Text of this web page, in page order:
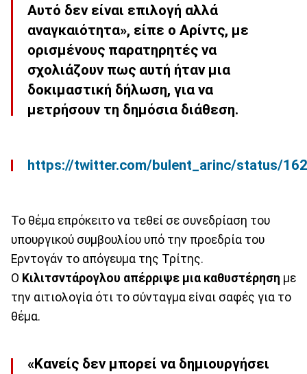
Αυτό δεν είναι επιλογή αλλά
αναγκαιότητα», είπε ο Αρίντς, με
ορισμένους παρατηρητές να
σχολιάζουν πως αυτή ήταν μια
δοκιμαστική δήλωση, για να
μετρήσουν τη δημόσια διάθεση.
https://twitter.com/bulent_arinc/status/
Το θέμα επρόκειτο να τεθεί σε συνεδρίαση του
υπουργικού συμβουλίου υπό την προεδρία του
Ερντογάν το απόγευμα της Τρίτης.
Ο Κιλιτσντάρογλου απέρριψε μια καθυστέρηση με
την αιτιολογία ότι το σύνταγμα είναι σαφές για το
θέμα.
«Κανείς δεν μπορεί να δημιουργήσει